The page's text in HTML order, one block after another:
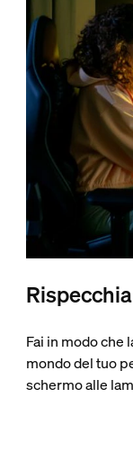
Fai in modo che
mondo del tuo
schermo alle